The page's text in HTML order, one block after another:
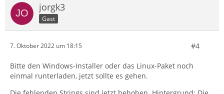
jorgk3
Gast
7. Oktober 2022 um 18:15 #4
Bitte den Windows-Installer oder das Linux-Paket noch
einmal runterladen, jetzt sollte es gehen.